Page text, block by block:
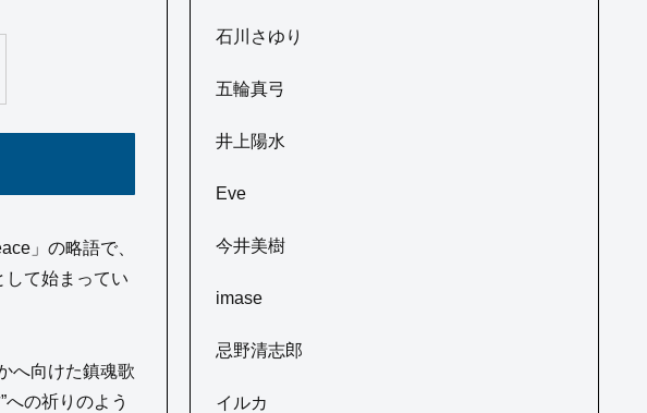
」の略語で、
して始まってい
へ向けた鎮魂歌
の祈りのよう
石川さゆり
五輪真弓
井上陽水
Eve
今井美樹
imase
忌野清志郎
イルカ